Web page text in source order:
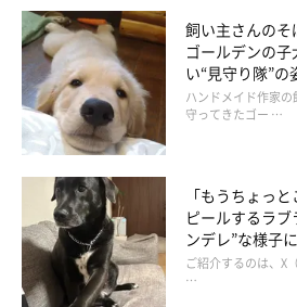
今は10才になったきなこちゃんですが
か。
飼い主さん：
「 怖がりで、『ワン』と吠えることは滅
飼い主さんの
ゴールデンの
い“見守り隊”の
ハンドメイド作家
守ってきたゴー …
「もうちょっ
ピールするラ
ンデレ”な様子
ご紹介するのは、
…